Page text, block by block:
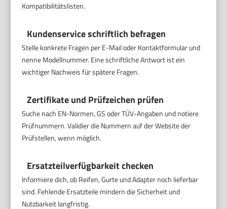
Kompatibilitätslisten.
Kundenservice schriftlich befragen
Stelle konkrete Fragen per E-Mail oder Kontaktformular und
nenne Modellnummer. Eine schriftliche Antwort ist ein
wichtiger Nachweis für spätere Fragen.
Zertifikate und Prüfzeichen prüfen
Suche nach EN-Normen, GS oder TÜV-Angaben und notiere
Prüfnummern. Validier die Nummern auf der Website der
Prüfstellen, wenn möglich.
Ersatzteilverfügbarkeit checken
Informiere dich, ob Reifen, Gurte und Adapter noch lieferbar
sind. Fehlende Ersatzteile mindern die Sicherheit und
Nutzbarkeit langfristig.